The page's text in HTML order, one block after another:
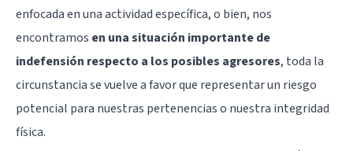
enfocada en una actividad específica, o bien, nos
encontramos en una situación importante de
indefensión respecto a los posibles agresores, toda la
circunstancia se vuelve a favor que representar un riesgo
potencial para nuestras pertenencias o nuestra integridad
física.